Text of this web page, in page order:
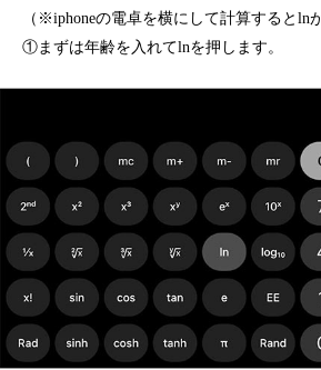
（※iphoneの電卓を横にして計算するとln
①まずは年齢を入れてlnを押します。